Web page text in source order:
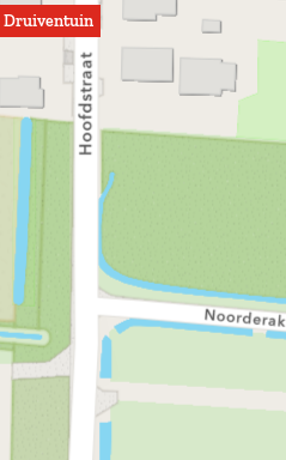
Druiventuin